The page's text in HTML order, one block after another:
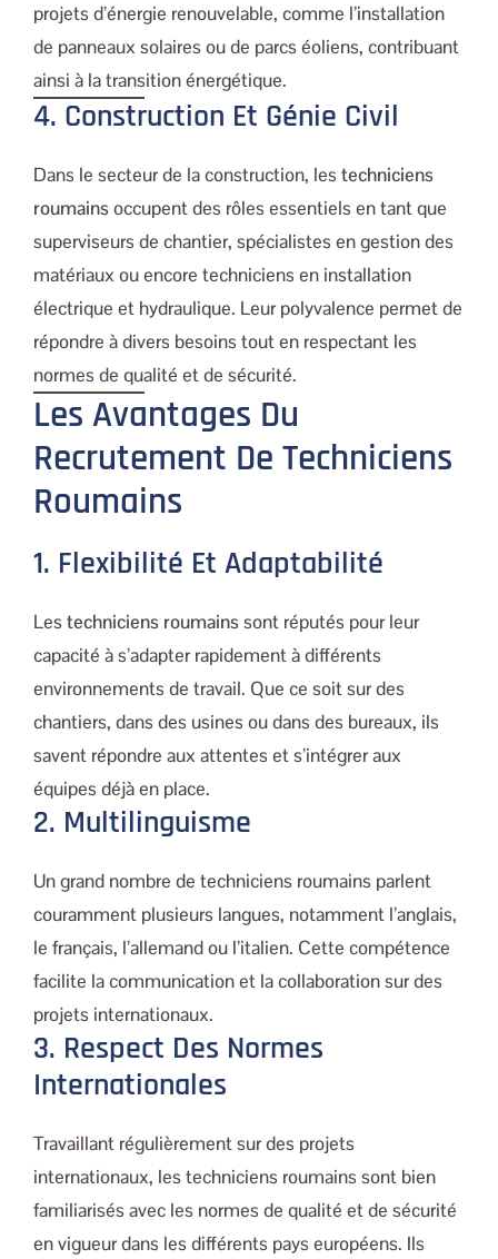
projets d’énergie renouvelable, comme l’installation
de panneaux solaires ou de parcs éoliens, contribuant
ainsi à la transition énergétique.
4. Construction Et Génie Civil
Dans le secteur de la construction, les techniciens
roumainsoccupent des rôles essentiels en tant que
superviseurs de chantier, spécialistes en gestion des
matériaux ou encore techniciens en installation
électrique et hydraulique. Leur polyvalence permet de
répondre à divers besoins tout en respectant les
normes de qualité et de sécurité.
Les Avantages Du
Recrutement De Techniciens
Roumains
1. Flexibilité Et Adaptabilité
Les techniciens roumainssont réputés pour leur
capacité à s’adapter rapidement à différents
environnements de travail. Que ce soit sur des
chantiers, dans des usines ou dans des bureaux, ils
savent répondre aux attentes et s’intégrer aux
équipes déjà en place.
2. Multilinguisme
Un grand nombre de techniciens roumains parlent
couramment plusieurs langues, notamment l’anglais,
le français, l’allemand ou l’italien. Cette compétence
facilite la communication et la collaboration sur des
projets internationaux.
3. Respect Des Normes
Internationales
Travaillant régulièrement sur des projets
internationaux, les techniciens roumains sont bien
familiarisés avec les normes de qualité et de sécurité
en vigueur dans les différents pays européens. Ils